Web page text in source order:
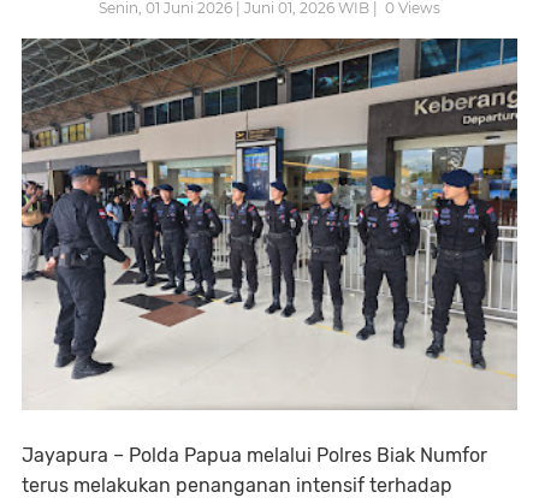
Senin, 01 Juni 2026 | Juni 01, 2026 WIB | 0 Views
Jayapura – Polda Papua melalui Polres Biak Numfor
terus melakukan penanganan intensif terhadap